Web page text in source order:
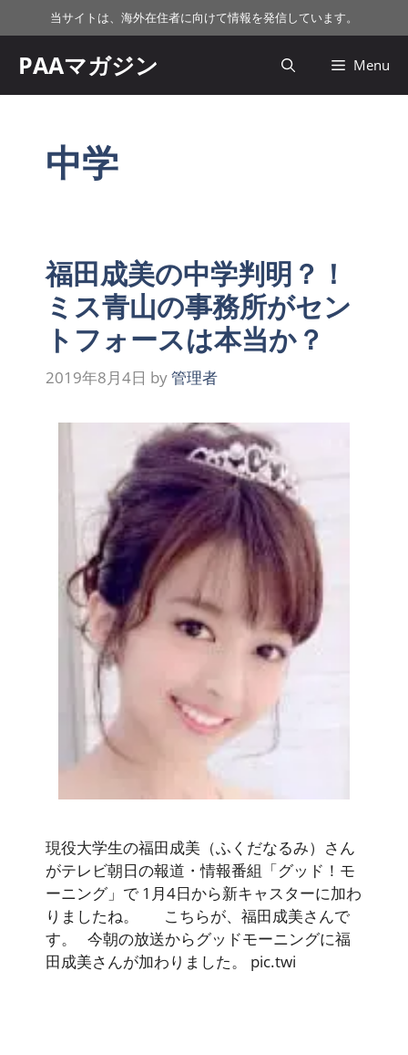
ン
ツ
当サイトは、海外在住者に向けて情報を発信しています。
PAAマガジン Menu
中学
福田成美の中学判明？！
ミス青山の事務所がセン
トフォースは本当か？
2019年8月4日 by管理者
現役大学生の福田成美（ふくだなるみ）さん
がテレビ朝日の報道・情報番組「グッド！モ
ーニング」で 1月4日から新キャスターに加わ
りましたね。 こちらが、福田成美さんで
す。 今朝の放送からグッドモーニングに福
田成美さんが加わりました。 pic.twi